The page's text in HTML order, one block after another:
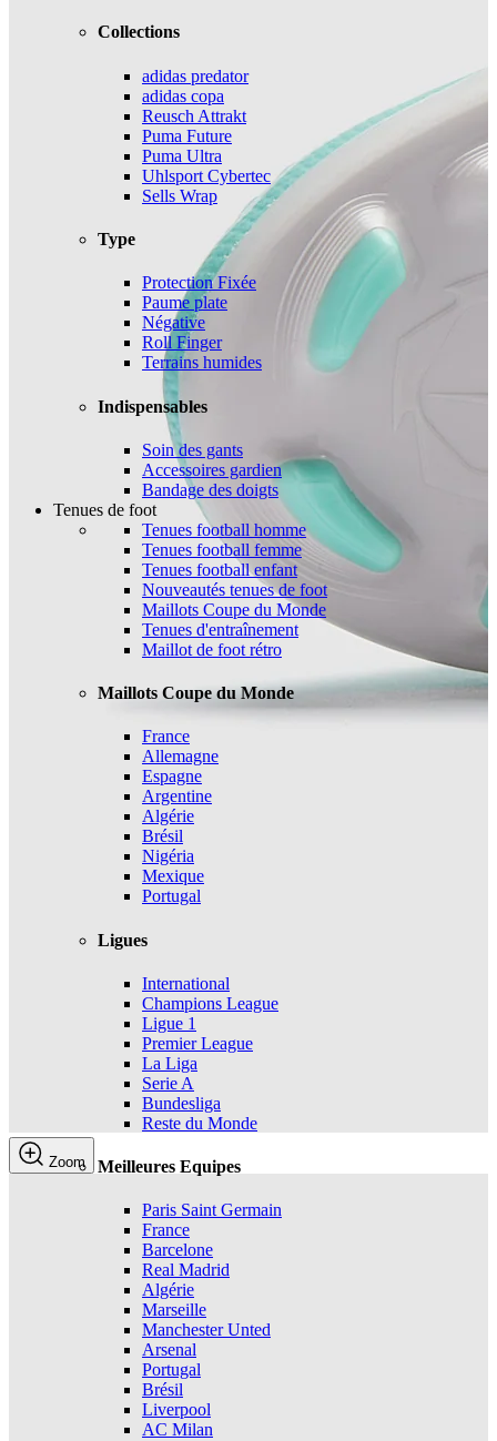
Collections
adidas predator
adidas copa
Reusch Attrakt
Puma Future
Puma Ultra
Uhlsport Cybertec
Sells Wrap
Type
Protection Fixée
Paume plate
Négative
Roll Finger
Terrains humides
Indispensables
Soin des gants
Accessoires gardien
Bandage des doigts
Tenues de foot
Tenues football homme
Tenues football femme
Tenues football enfant
Nouveautés tenues de foot
Maillots Coupe du Monde
Tenues d'entraînement
Maillot de foot rétro
Maillots Coupe du Monde
France
Allemagne
Espagne
Argentine
Algérie
Brésil
Nigéria
Mexique
Portugal
Ligues
International
Champions League
Ligue 1
Premier League
La Liga
Serie A
Bundesliga
Reste du Monde
Meilleures Equipes
Paris Saint Germain
France
Barcelone
Real Madrid
Algérie
Marseille
Manchester Unted
Arsenal
Portugal
Brésil
Liverpool
AC Milan
Zoom